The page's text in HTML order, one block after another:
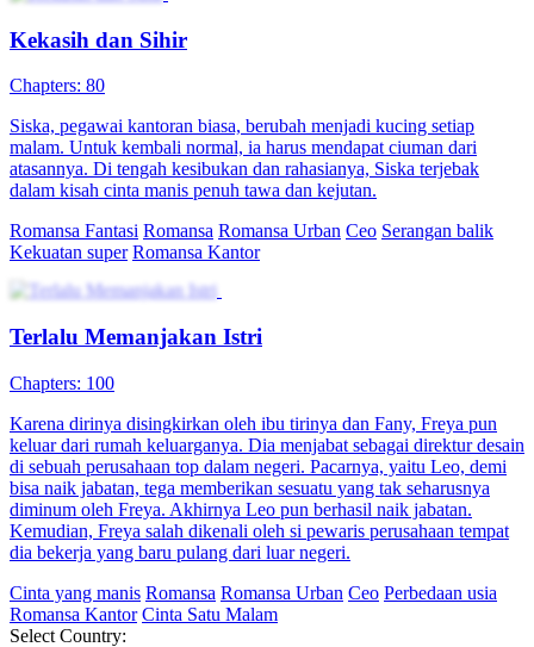
Kekasih dan Sihir
Chapters: 80
Siska, pegawai kantoran biasa, berubah menjadi kucing setiap
malam. Untuk kembali normal, ia harus mendapat ciuman dari
atasannya. Di tengah kesibukan dan rahasianya, Siska terjebak
dalam kisah cinta manis penuh tawa dan kejutan.
Romansa Fantasi Romansa Romansa Urban Ceo Serangan balik
Kekuatan super Romansa Kantor
Terlalu Memanjakan Istri
Chapters: 100
Karena dirinya disingkirkan oleh ibu tirinya dan Fany, Freya pun
keluar dari rumah keluarganya. Dia menjabat sebagai direktur desain
di sebuah perusahaan top dalam negeri. Pacarnya, yaitu Leo, demi
bisa naik jabatan, tega memberikan sesuatu yang tak seharusnya
diminum oleh Freya. Akhirnya Leo pun berhasil naik jabatan.
Kemudian, Freya salah dikenali oleh si pewaris perusahaan tempat
dia bekerja yang baru pulang dari luar negeri.
Cinta yang manis Romansa Romansa Urban Ceo Perbedaan usia
Romansa Kantor Cinta Satu Malam
Select Country: